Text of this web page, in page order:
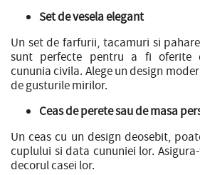
Set de vesela elegant
Un set de farfurii, tacamuri si
sunt perfecte pentru a fi oferite
cununia civila. Alege un design
de gusturile mirilor.
Ceas de perete sau de masa
Un ceas cu un design deosebit,
cuplului si data cununiei lor.
decorul casei lor.